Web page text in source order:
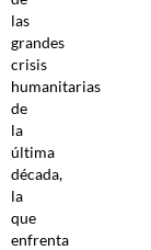
las
grandes
crisis
humanitarias
de
la
última
década,
la
que
enfrenta